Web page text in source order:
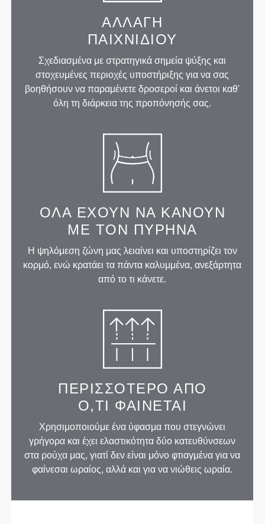
ΑΛΛΑΓΉ
ΠΑΙΧΝΙΔΙΟΎ
Σχεδιασμένα με στρατηγικά σημεία ψύξης και
στοχευμένες περιοχές υποστήριξης για να σας
βοηθήσουν να παραμένετε δροσεροί και άνετοι καθ'
όλη τη διάρκεια της προπόνησής σας.
ΌΛΑ ΈΧΟΥΝ ΝΑ ΚΆΝΟΥΝ
ΜΕ ΤΟΝ ΠΥΡΉΝΑ
Η ψηλόμεση ζώνη μας λειαίνει και υποστηρίζει τον
κορμό, ενώ κρατάει τα πάντα καλυμμένα, ανεξάρτητα
από το τι κάνετε.
ΠΕΡΙΣΣΌΤΕΡΟ ΑΠΌ
Ό,ΤΙ ΦΑΊΝΕΤΑΙ
Χρησιμοποιούμε ένα ύφασμα που στεγνώνει
γρήγορα και έχει ελαστικότητα δύο κατευθύνσεων
στα ρούχα μας, γιατί δεν είναι μόνο φτιαγμένα για να
φαίνεσαι ωραίος, αλλά και για να νιώθεις ωραία.